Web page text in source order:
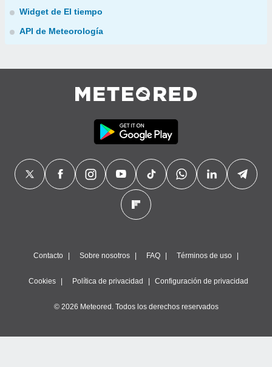
Widget de El tiempo
API de Meteorología
Contacto Sobre nosotros FAQ Términos de uso
Cookies Política de privacidad Configuración de privacidad
© 2026 Meteored. Todos los derechos reservados